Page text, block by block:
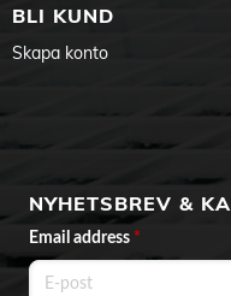
BLI KUND
Skapa konto
NYHETSBREV &
Email address *